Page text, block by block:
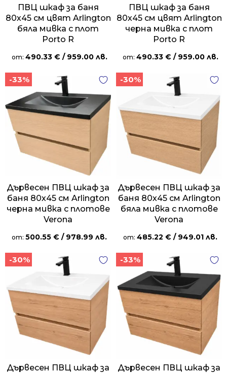
ПВЦ шкаф за баня
80х45 см цвят Arlington
бяла мивка с плот
Porto R
от: 490.33 € / 959.00 лв.
ПВЦ шкаф за баня
80х45 см цвят Arlington
черна мивка с плот
Porto R
от: 490.33 € / 959.00 лв.
-33%
Дървесен ПВЦ шкаф за
баня 80х45 см Arlington
черна мивка с плотове
Verona
от: 500.55 € / 978.99 лв.
-30%
Дървесен ПВЦ шкаф за
баня 80х45 см Arlington
бяла мивка с плотове
Verona
от: 485.22 € / 949.01 лв.
-30%
Дървесен ПВЦ шкаф за
-33%
Дървесен ПВЦ шкаф за